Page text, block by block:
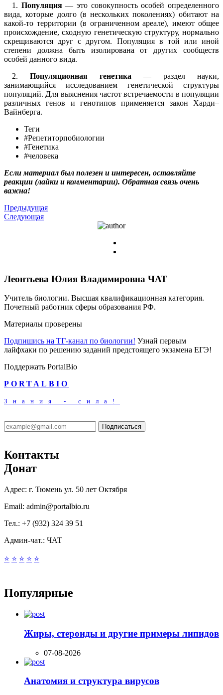
1. Популяция— это совокупность особей определенного
вида, которые долго (в нескольких поколениях) обитают на
какой-то территории (в ограниченном ареале), имеют общее
происхождение, сходную генетическую структуру, нормально
скрещиваются друг с другом. Популяция в той или иной
степени должна быть изолирована от других сообществ
особей данного вида.
2. Популяционная генетика — раздел науки,
занимающийся исследованием генетической структуры
популяций. Для выяснения частот встречаемости в популяции
различных генов и генотипов применяется закон Харди–
Вайнберга.
Теги
#Репетиторпобиологии
#Генетика
#человека
Если материал был полезен и интересен, оставляйте
реакции (лайки и комментарии). Обратная связь очень
важна!
Предыдущая
Следующая
Леонтьева Юлия Владимировна ЧАТ
Учитель биологии. Высшая квалификационная категория.
Почетный работник сферы образования РФ.
Материалы проверены
Подпишись на ТГ-канал по биологии! Узнай первым
лайфхаки по решению заданий предстоящего экзамена ЕГЭ!
Поддержать PortalBio
PORTALBIO
Знания - сила!
Подписаться
Контакты
Донат
Адрес: г. Тюмень ул. 50 лет Октября
Email: admin@portalbio.ru
Тел.: +7 (932) 324 39 51
Админ-чат.: ЧАТ
⭐ ⭐ ⭐ ⭐ ⭐
Популярные
Жиры, стероиды и другие примеры липидов
07-08-2026
Анатомия и структура вирусов